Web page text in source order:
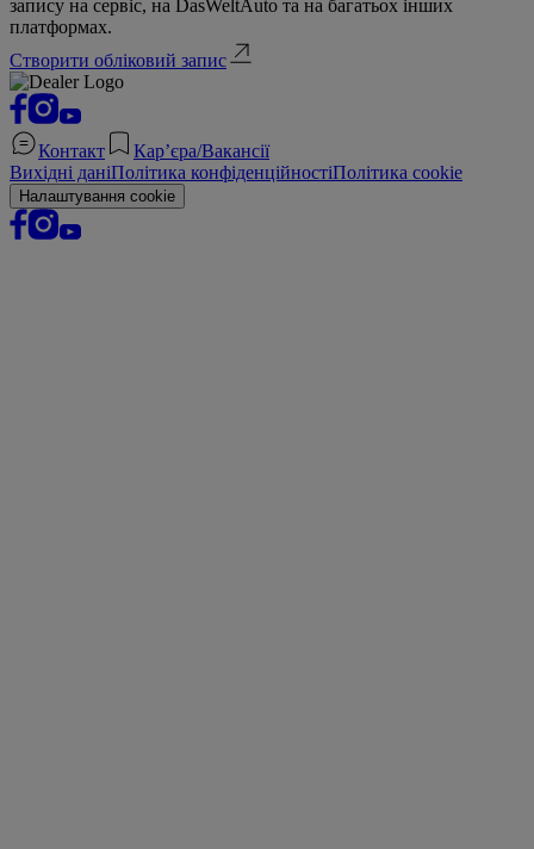
запису на сервіс, на DasWeltAuto та на багатьох інших
платформах.
Створити обліковий запис
Контакт
Кар’єра/Вакансії
Вихідні даніПолітика конфіденційностіПолітика cookie
Налаштування cookie